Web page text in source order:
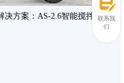
决方案：AS-2.6智能搅拌机在
联系我
们